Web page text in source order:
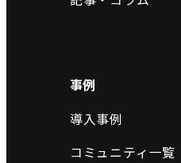
事例
導入事例
コミュニティ一覧